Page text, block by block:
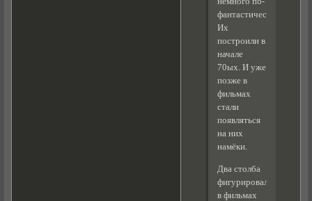
фантастически.
Их
построили в
начале
70ых. И уже
позже в
фильмах
стали
появляться
на них
намёки.
Два столба
фигурировали
в фильмах